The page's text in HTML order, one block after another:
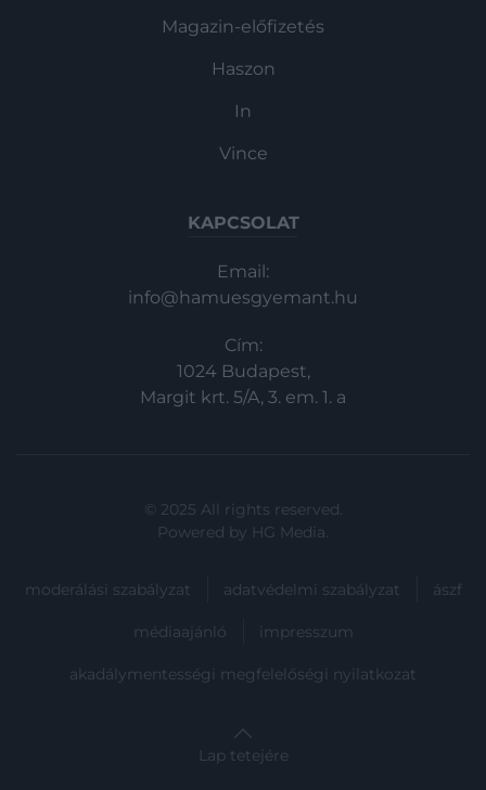
Magazin-előfizetés
Haszon
In
Vince
KAPCSOLAT
Email:
info@hamuesgyemant.hu
Cím:
1024 Budapest,
Margit krt. 5/A, 3. em. 1. a
© 2025 All rights reserved.
Powered by HG Media.
moderálási szabályzat adatvédelmi szabályzat ászf
médiaajánló impresszum
akadálymentességi megfelelőségi nyilatkozat
Lap tetejére